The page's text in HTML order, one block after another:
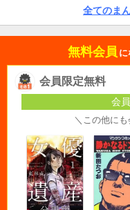
全てのま
無料会員 に
会員限定無料
会
＼この他に